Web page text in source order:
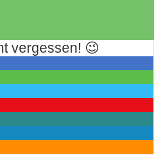
vergessen! 😉